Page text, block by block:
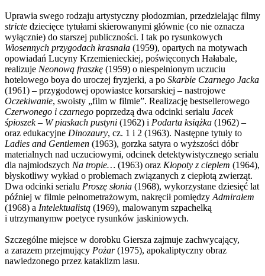
Uprawia swego rodzaju artystyczny płodozmian, przedzielając filmy
stricte dziecięce tytułami skierowanymi głównie (co nie oznacza
wyłącznie) do starszej publiczności. I tak po rysunkowych
Wiosennych przygodach krasnala (1959), opartych na motywach
opowiadań Lucyny Krzemienieckiej, poświęconych Hałabale,
realizuje Neonową fraszkę (1959) o niespełnionym uczuciu
hotelowego boya do uroczej fryzjerki, a po Skarbie Czarnego Jacka
(1961) – przygodowej opowiastce korsarskiej – nastrojowe
Oczekiwanie, swoisty „film w filmie”. Realizację bestsellerowego
Czerwonego i czarnego poprzedzą dwa odcinki serialu Jacek
śpioszek– W piaskach pustyni (1962) i Podarta książka (1962) –
oraz edukacyjne Dinozaury, cz. 1 i 2 (1963). Następne tytuły to
Ladies and Gentlemen (1963), gorzka satyra o wyższości dóbr
materialnych nad uczuciowymi, odcinek detektywistycznego serialu
dla najmłodszych Na tropie… (1963) oraz Kłopoty z ciepłem (1964),
błyskotliwy wykład o problemach związanych z ciepłotą zwierząt.
Dwa odcinki serialu Proszę słonia (1968), wykorzystane dziesięć lat
później w filmie pełnometrażowym, nakręcił pomiędzy Admirałem
(1968) a Intelektualistą (1969), malowanym szpachelką
i utrzymanymw poetyce rysunków jaskiniowych.
Szczególne miejsce w dorobku Giersza zajmuje zachwycający,
a zarazem przejmujący Pożar(1975), apokaliptyczny obraz
nawiedzonego przez kataklizm lasu.